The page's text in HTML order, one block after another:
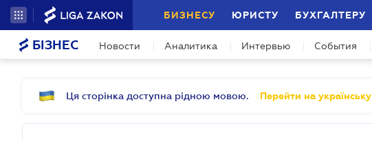
БИЗНЕСУ ЮРИСТУ БУХГАЛТЕРУ
БІЗНЕС Новости Аналитика Интервью События
Ця сторінка доступна рідною мовою. Перейти на українську